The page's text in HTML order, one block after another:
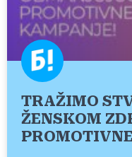
TRAŽIMO
ŽENSKOM